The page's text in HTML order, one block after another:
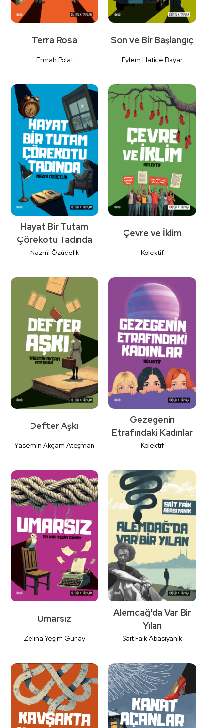
Detaylı
İncele
Terra Rosa
Emrah Polat
Detaylı
İncele
Son ve Bir Başlangıç
Eylem Hatice Bayar
Detaylı
İncele
Hayat Bir Tutam
Çörekotu Tadında
Nazmi Özüçelik
Detaylı
İncele
Çevre ve İklim
Kolektif
Detaylı
İncele
Defter Aşkı
Yasemin Akçam Ateşman
Detaylı
İncele
Gezegenin
Etrafındaki Kadınlar
Kolektif
Detaylı
Umarsız
Zeliha Yeşim Günay
Detaylı
Alemdağ'da Var Bir
Yılan
Sait Faik Abasıyanık